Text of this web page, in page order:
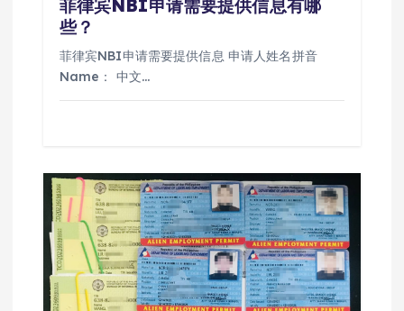
菲律宾NBI申请需要提供信息有哪
些？
菲律宾NBI申请需要提供信息 申请人姓名拼音
Name： 中文…